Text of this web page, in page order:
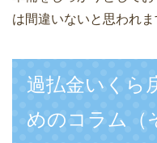
は間違いないと思われま
過払金いくら
めのコラム（